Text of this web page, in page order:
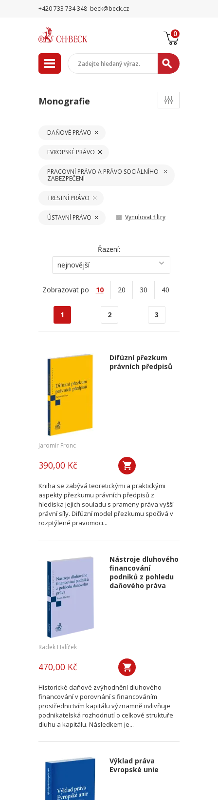
+420 733 734 348 beck@beck.cz
0
Monografie
DAŇOVÉ PRÁVO
EVROPSKÉ PRÁVO
PRACOVNÍ PRÁVO A PRÁVO SOCIÁLNÍHO
ZABEZPEČENÍ
TRESTNÍ PRÁVO
ÚSTAVNÍ PRÁVO Vynulovat filtry
Řazení:
nejnovější
Zobrazovat po 10 20 30 40
1 2 3
Difúzní přezkum
právních předpisů
Jaromír Fronc
390,00 Kč
Kniha se zabývá teoretickými a praktickými
aspekty přezkumu právních předpisů z
hlediska jejich souladu s prameny práva vyšší
právní síly. Difúzní model přezkumu spočívá v
rozptýlené pravomoci...
Nástroje dluhového
financování
podniků z pohledu
daňového práva
Radek Halíček
470,00 Kč
Historické daňové zvýhodnění dluhového
financování v porovnání s financováním
prostřednictvím kapitálu významně ovlivňuje
podnikatelská rozhodnutí o celkové struktuře
dluhu a kapitálu. Následkem je...
Výklad práva
Evropské unie